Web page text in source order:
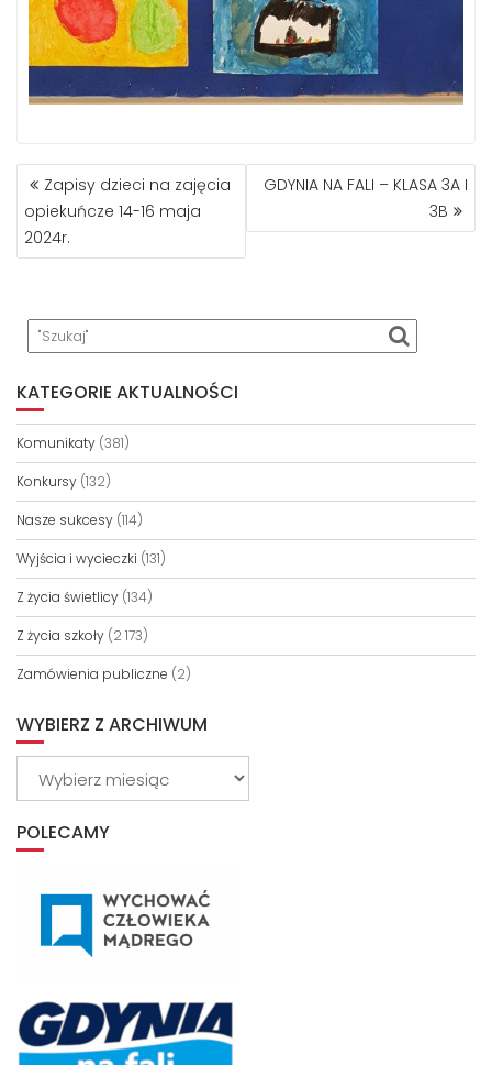
NAWIGACJA
WPISU
Zapisy dzieci na zajęcia
opiekuńcze 14-16 maja
2024r.
GDYNIA NA FALI – KLASA 3A I
3B
KATEGORIE AKTUALNOŚCI
Komunikaty (381)
Konkursy (132)
Nasze sukcesy (114)
Wyjścia i wycieczki (131)
Z życia świetlicy (134)
Z życia szkoły (2 173)
Zamówienia publiczne (2)
WYBIERZ Z ARCHIWUM
POLECAMY